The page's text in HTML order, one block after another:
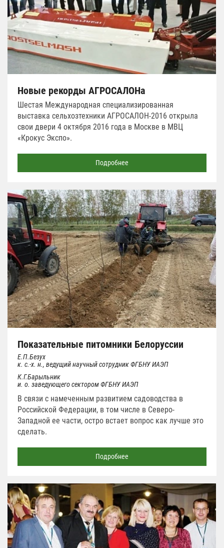
Новые рекорды АГРОСАЛОНа
Шестая Международная специализированная
выставка сельхозтехники АГРОСАЛОН-2016 открыла
свои двери 4 октября 2016 года в Москве в МВЦ
«Крокус Экспо».
Подробнее
Показательные питомники Белоруссии
Е.П.Безух
к. с.-х. н., ведущий научный сотрудник ФГБНУ ИАЭП
К.Г.Барыльник
и. о. заведующего сектором ФГБНУ ИАЭП
В связи с намеченным развитием садоводства в
Российской Федерации, в том числе в Северо-
Западной ее части, остро встает вопрос как лучше это
сделать.
Подробнее